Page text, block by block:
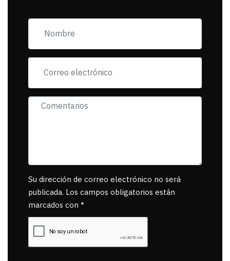
exigiendo al asesino
muerta.
Su dirección de correo electrónico no será
publicada. Los campos obligatorios están
marcados con *